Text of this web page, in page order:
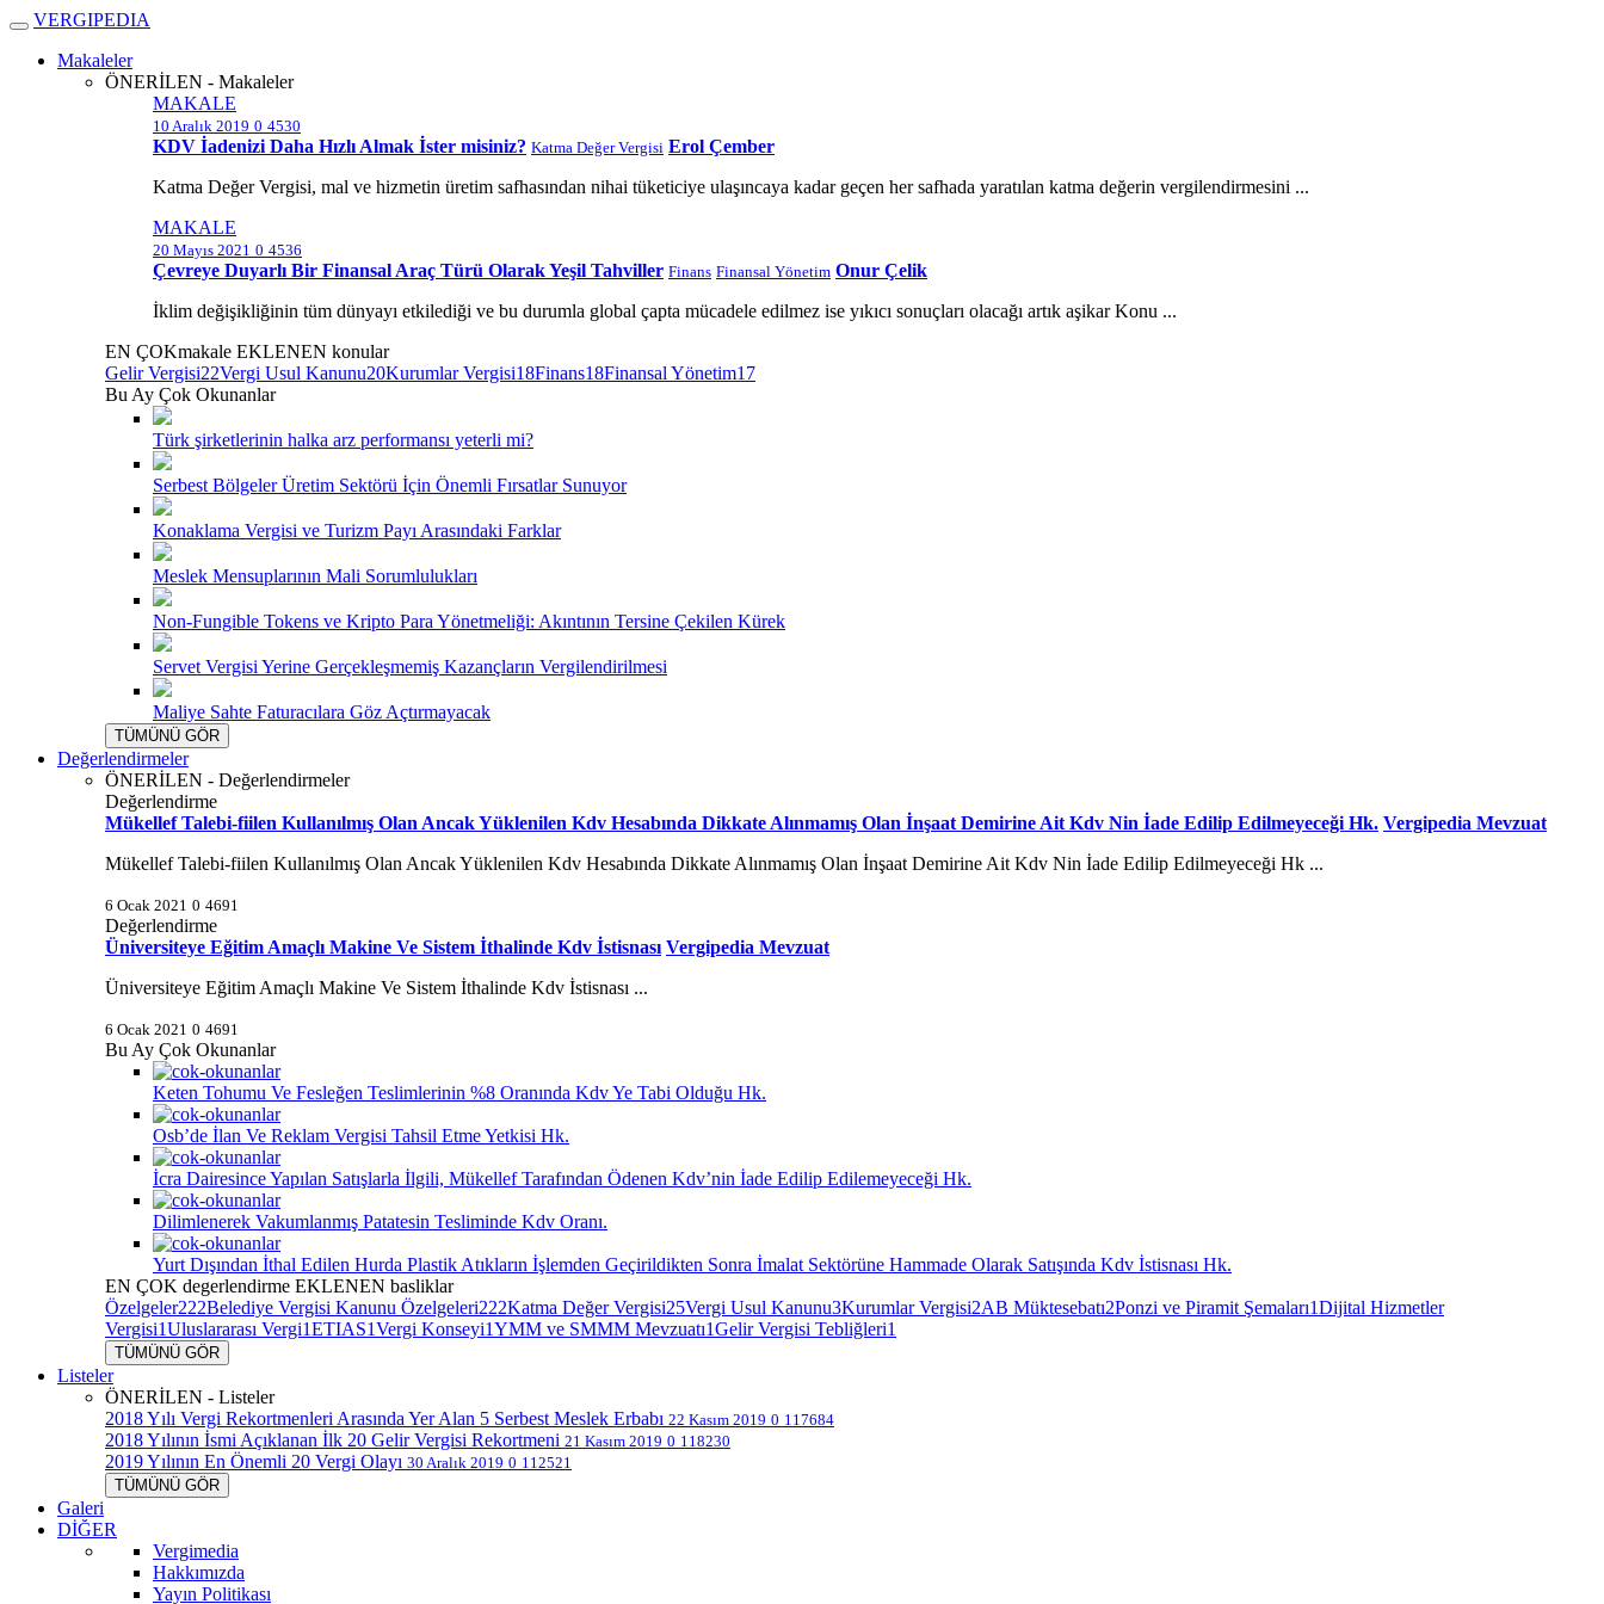
VERGIPEDIA
Makaleler
ÖNERİLEN - Makaleler
MAKALE
10 Aralık 2019 0 4530
KDV İadenizi Daha Hızlı Almak İster misiniz? Katma Değer Vergisi Erol Çember
Katma Değer Vergisi, mal ve hizmetin üretim safhasından nihai tüketiciye ulaşıncaya kadar geçen her safhada yaratılan katma değerin vergilendirmesini ...
MAKALE
20 Mayıs 2021 0 4536
Çevreye Duyarlı Bir Finansal Araç Türü Olarak Yeşil Tahviller Finans Finansal Yönetim Onur Çelik
İklim değişikliğinin tüm dünyayı etkilediği ve bu durumla global çapta mücadele edilmez ise yıkıcı sonuçları olacağı artık aşikar Konu ...
EN ÇOKmakale EKLENEN konular
Gelir Vergisi22Vergi Usul Kanunu20Kurumlar Vergisi18Finans18Finansal Yönetim17
Bu Ay Çok Okunanlar
Türk şirketlerinin halka arz performansı yeterli mi?
Serbest Bölgeler Üretim Sektörü İçin Önemli Fırsatlar Sunuyor
Konaklama Vergisi ve Turizm Payı Arasındaki Farklar
Meslek Mensuplarının Mali Sorumlulukları
Non-Fungible Tokens ve Kripto Para Yönetmeliği: Akıntının Tersine Çekilen Kürek
Servet Vergisi Yerine Gerçekleşmemiş Kazançların Vergilendirilmesi
Maliye Sahte Faturacılara Göz Açtırmayacak
TÜMÜNÜ GÖR
Değerlendirmeler
ÖNERİLEN - Değerlendirmeler
Değerlendirme
Mükellef Talebi-fiilen Kullanılmış Olan Ancak Yüklenilen Kdv Hesabında Dikkate Alınmamış Olan İnşaat Demirine Ait Kdv Nin İade Edilip Edilmeyeceği Hk. Vergipedia Mevzuat
Mükellef Talebi-fiilen Kullanılmış Olan Ancak Yüklenilen Kdv Hesabında Dikkate Alınmamış Olan İnşaat Demirine Ait Kdv Nin İade Edilip Edilmeyeceği Hk ...
6 Ocak 2021 0 4691
Değerlendirme
Üniversiteye Eğitim Amaçlı Makine Ve Sistem İthalinde Kdv İstisnası Vergipedia Mevzuat
Üniversiteye Eğitim Amaçlı Makine Ve Sistem İthalinde Kdv İstisnası ...
6 Ocak 2021 0 4691
Bu Ay Çok Okunanlar
Keten Tohumu Ve Fesleğen Teslimlerinin %8 Oranında Kdv Ye Tabi Olduğu Hk.
Osb’de İlan Ve Reklam Vergisi Tahsil Etme Yetkisi Hk.
İcra Dairesince Yapılan Satışlarla İlgili, Mükellef Tarafından Ödenen Kdv’nin İade Edilip Edilemeyeceği Hk.
Dilimlenerek Vakumlanmış Patatesin Tesliminde Kdv Oranı.
Yurt Dışından İthal Edilen Hurda Plastik Atıkların İşlemden Geçirildikten Sonra İmalat Sektörüne Hammade Olarak Satışında Kdv İstisnası Hk.
EN ÇOK degerlendirme EKLENEN basliklar
Özelgeler222Belediye Vergisi Kanunu Özelgeleri222Katma Değer Vergisi25Vergi Usul Kanunu3Kurumlar Vergisi2AB Müktesebatı2Ponzi ve Piramit Şemaları1Dijital Hizmetler
Vergisi1Uluslararası Vergi1ETIAS1Vergi Konseyi1YMM ve SMMM Mevzuatı1Gelir Vergisi Tebliğleri1
TÜMÜNÜ GÖR
Listeler
ÖNERİLEN - Listeler
2018 Yılı Vergi Rekortmenleri Arasında Yer Alan 5 Serbest Meslek Erbabı 22 Kasım 2019 0 117684
2018 Yılının İsmi Açıklanan İlk 20 Gelir Vergisi Rekortmeni 21 Kasım 2019 0 118230
2019 Yılının En Önemli 20 Vergi Olayı 30 Aralık 2019 0 112521
TÜMÜNÜ GÖR
Galeri
DİĞER
Vergimedia
Hakkımızda
Yayın Politikası